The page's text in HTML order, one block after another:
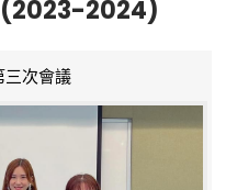
(2023-2024)
三次會議